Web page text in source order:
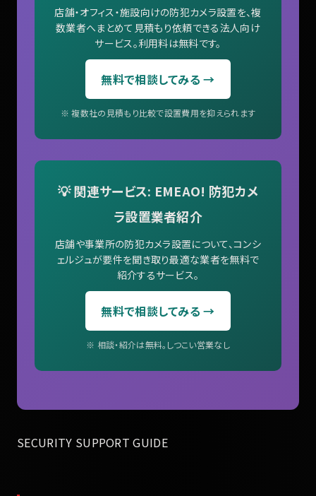
店舗・オフィス・施設向けの防犯カメラ設置を、複
数業者へまとめて見積もり依頼できる法人向け
サービス。利用料は無料です。
無料で相談してみる →
※ 複数社の見積もり比較で設置費用を抑えられます
💡 関連サービス: EMEAO! 防犯カメ
ラ設置業者紹介
店舗や事業所の防犯カメラ設置について、コンシ
ェルジュが要件を聞き取り最適な業者を無料で
紹介するサービス。
無料で相談してみる →
※ 相談・紹介は無料。しつこい営業なし
SECURITY SUPPORT GUIDE